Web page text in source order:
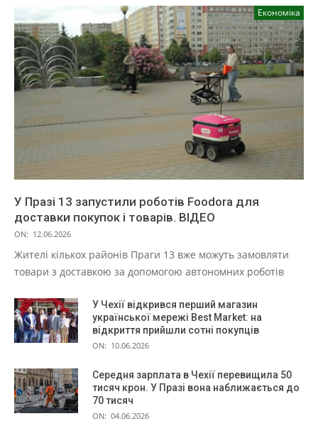
Економіка
У Празі 13 запустили роботів Foodora для
доставки покупок і товарів. ВІДЕО
ON: 12.06.2026
Жителі кількох районів Праги 13 вже можуть замовляти
товари з доставкою за допомогою автономних роботів
У Чехії відкрився перший магазин
української мережі Best Market: на
відкриття прийшли сотні покупців
ON: 10.06.2026
Середня зарплата в Чехії перевищила 50
тисяч крон. У Празі вона наближається до
70 тисяч
ON: 04.06.2026